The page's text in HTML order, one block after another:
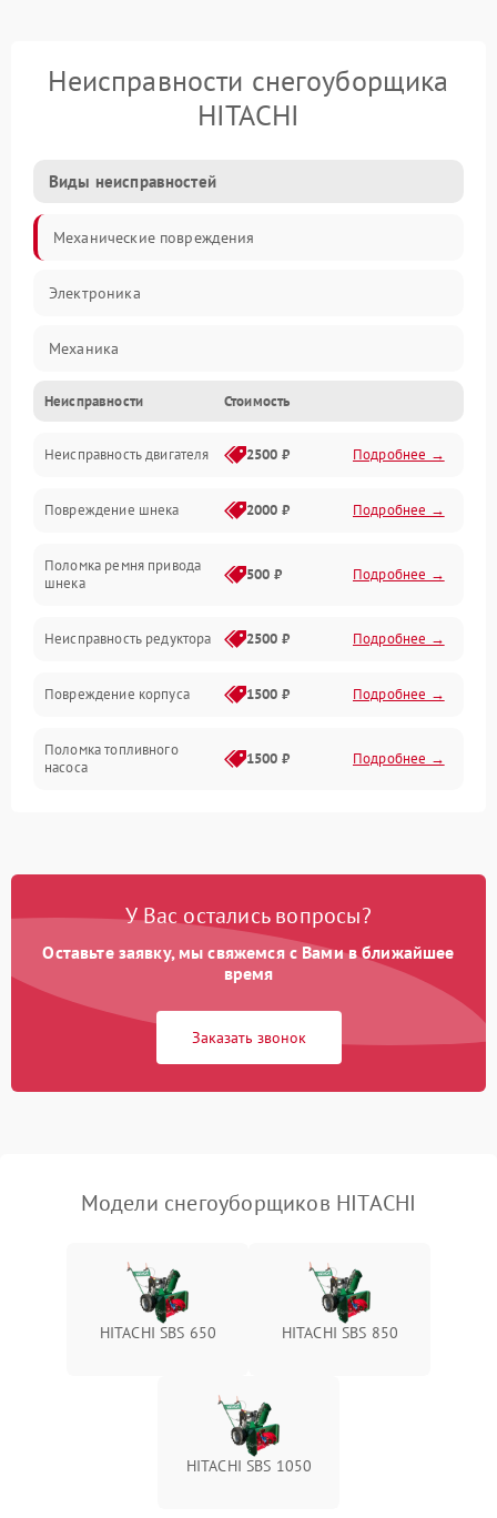
Неисправности снегоуборщика
HITACHI
Виды неисправностей
Механические повреждения
Электроника
Механика
Трансмиссия
Электропитание
Двигатель
Неисправности Стоимость
Неисправность двигателя 2500 ₽ Подробнее →
Повреждение шнека 2000 ₽ Подробнее →
Поломка ремня привода
шнека
500 ₽ Подробнее →
Неисправность редуктора 2500 ₽ Подробнее →
Повреждение корпуса 1500 ₽ Подробнее →
Поломка топливного
насоса
1500 ₽ Подробнее →
карбюратора
Подробнее →
фильтра
300 ₽ Подробнее →
Неисправность системы
Подробнее →
Повреждение троса
Подробнее →
1000 ₽
У Вас остались вопросы?
Оставьте заявку, мы свяжемся с Вами в ближайшее
время
Заказать звонок
Модели снегоуборщиков HITACHI
HITACHI SBS 650 HITACHI SBS 850
HITACHI SBS 1050